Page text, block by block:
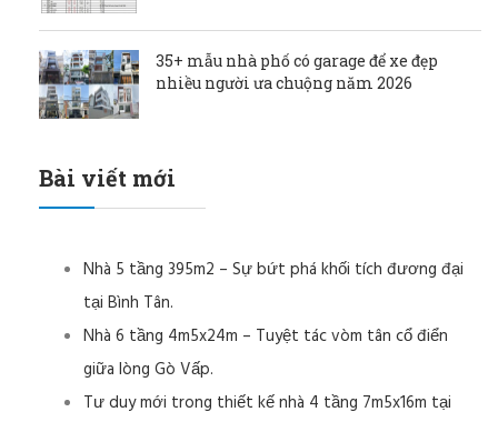
35+ mẫu nhà phố có garage để xe đẹp
nhiều người ưa chuộng năm 2026
Bài viết mới
Nhà 5 tầng 395m2 – Sự bứt phá khối tích đương đại
tại Bình Tân.
Nhà 6 tầng 4m5x24m – Tuyệt tác vòm tân cổ điển
giữa lòng Gò Vấp.
Tư duy mới trong thiết kế nhà 4 tầng 7m5x16m tại